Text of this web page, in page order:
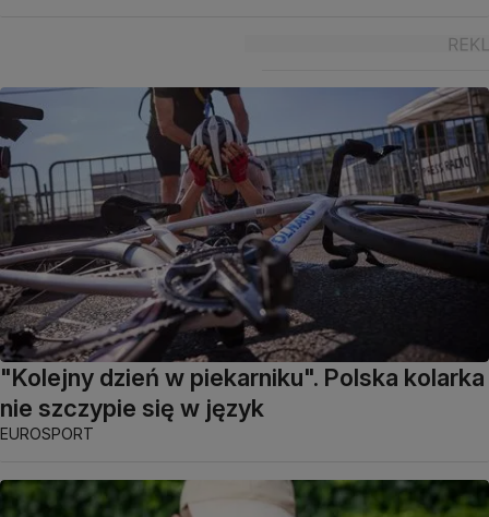
"Kolejny dzień w piekarniku". Polska kolarka
nie szczypie się w język
EUROSPORT